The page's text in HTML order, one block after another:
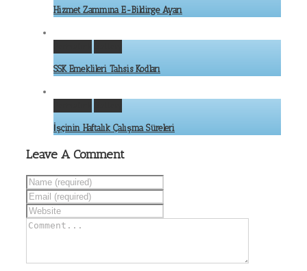
Hizmet Zammına E-Bildirge Ayarı
SSK Emeklileri Tahsis Kodları
İşçinin Haftalık Çalışma Süreleri
Leave A Comment